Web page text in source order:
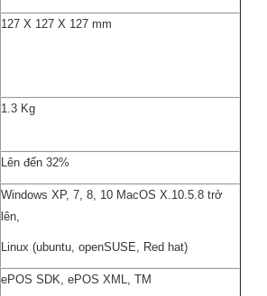
127 X 127 X 127 mm
1.3 Kg
Lên đến 32%
Windows XP, 7, 8, 10 MacOS X.10.5.8 trở
lên,
Linux (ubuntu, openSUSE, Red hat)
ePOS SDK, ePOS XML, TM